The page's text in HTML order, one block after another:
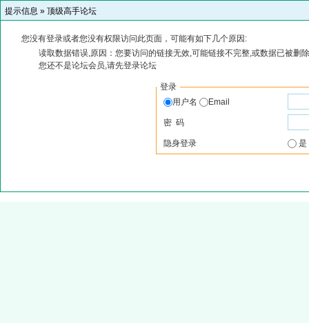
提示信息 » 顶级高手论坛
您没有登录或者您没有权限访问此页面，可能有如下几个原因:
读取数据错误,原因：您要访问的链接无效,可能链接不完整,或数据已被删
您还不是论坛会员,请先登录论坛
登录
用户名
Email
密 码
隐身登录